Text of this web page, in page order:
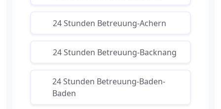
24 Stunden Betreuung-Achern
24 Stunden Betreuung-Backnang
24 Stunden Betreuung-Baden-
Baden